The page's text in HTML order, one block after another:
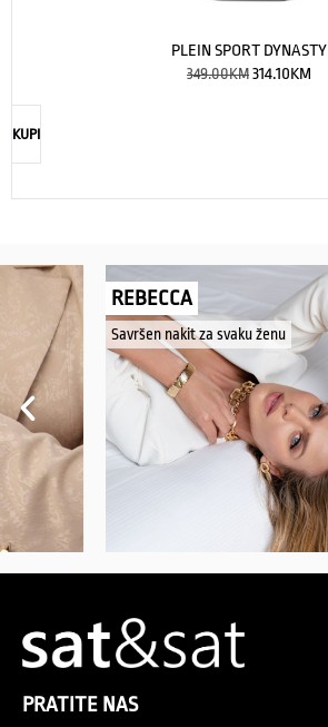
PLEIN SPORT DYNASTY
349.00KM314.10KM
KUPI
REBECCA
Savršen nakit za svaku ženu
PRATITE NAS